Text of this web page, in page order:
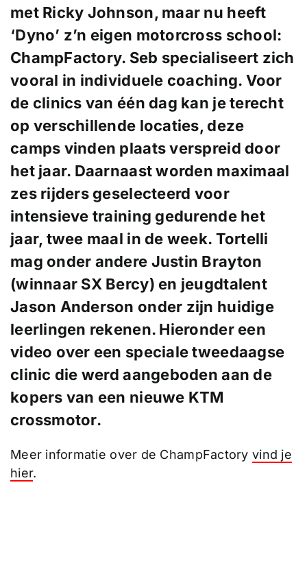
met Ricky Johnson, maar nu heeft
‘Dyno’ z’n eigen motorcross school:
ChampFactory. Seb specialiseert zich
vooral in individuele coaching. Voor
de clinics van één dag kan je terecht
op verschillende locaties, deze
camps vinden plaats verspreid door
het jaar. Daarnaast worden maximaal
zes rijders geselecteerd voor
intensieve training gedurende het
jaar, twee maal in de week. Tortelli
mag onder andere Justin Brayton
(winnaar SX Bercy) en jeugdtalent
Jason Anderson onder zijn huidige
leerlingen rekenen. Hieronder een
video over een speciale tweedaagse
clinic die werd aangeboden aan de
kopers van een nieuwe KTM
crossmotor.
Meer informatie over de ChampFactory vind je
hier.